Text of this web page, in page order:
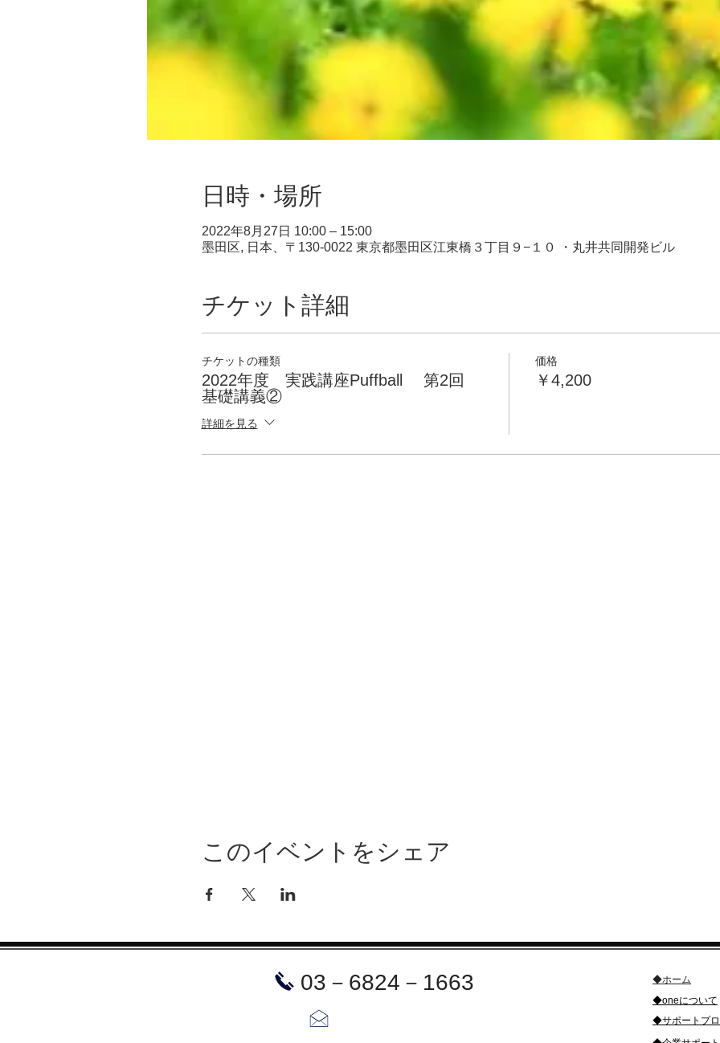
日時・場所
2022年8月27日 10:00 – 15:00
墨田区, 日本、〒130-0022 東京都墨田区江東橋３丁目９−１０ ・丸井共同開発ビル
チケット詳細
チケットの種類
2022年度 実践講座Puffball 第2回
基礎講義②
詳細を見る
価格
￥4,200
このイベントをシェア
​03－6824－1663
◆ホーム​
​◆oneについて
​◆サポートプ